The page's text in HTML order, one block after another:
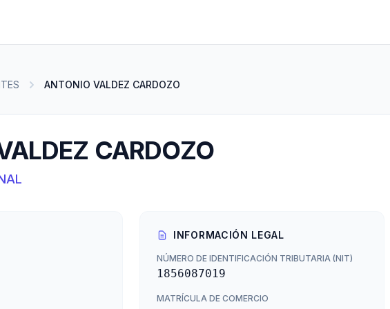
ANTONIO VALDEZ CARDOZO
CARDOZO
INFORMACIÓN LEGAL
NÚMERO DE IDENTIFICACIÓN TRIBUTARIA (NIT)
1856087019
MATRÍCULA DE COMERCIO